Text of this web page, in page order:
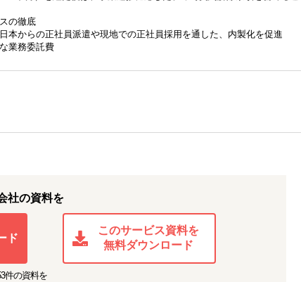
の徹底
本からの正社員派遣や現地での正社員採用を通した、内製化を促進
業務委託費
社の資料を
ド
このサービス資料を
無料ダウンロード
件の資料を